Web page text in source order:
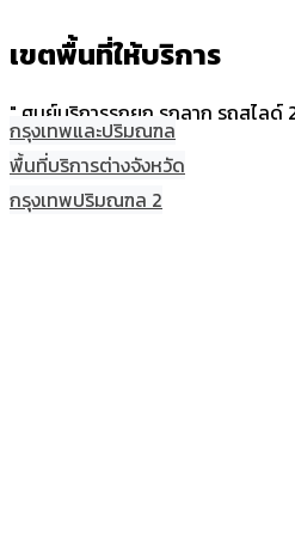
เขตพื้นที่ให้บริการ
" ศูนย์บริการรถยก รถลาก รถสไลด์
กรุงเทพและปริมณฑล
พื้นที่บริการต่างจังหวัด
กรุงเทพปริมณฑล 2